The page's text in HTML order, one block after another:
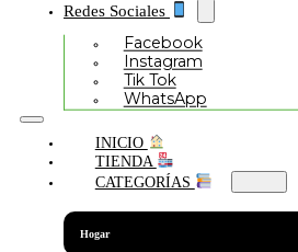
Redes Sociales
Facebook
Instagram
Tik Tok
WhatsApp
INICIO
TIENDA
CATEGORÍAS
Hogar